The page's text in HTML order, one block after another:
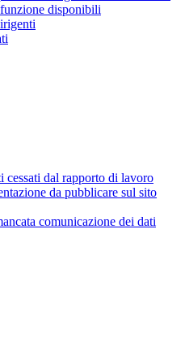
disponibili
cessati dal rapporto di lavoro
da pubblicare sul sito
comunicazione dei dati